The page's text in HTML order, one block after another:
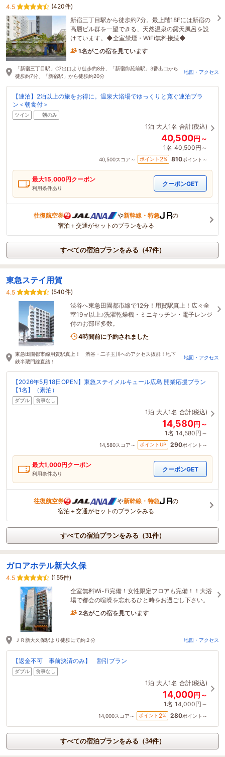
4.5
(420件)
新宿三丁目駅から徒歩約7分。最上階18Fには新宿の
高層ビル群を一望できる、天然温泉の露天風呂を設
けています。◆全室禁煙・WiFi無料接続◆
1名がこの宿を見ています
「新宿三丁目駅」C7出口より徒歩約8分、「新宿御苑前駅」3番出口から
徒歩約7分、「新宿駅」から徒歩約20分
地図・アクセス
【連泊】2泊以上の旅をお得に。温泉大浴場でゆっくりと寛ぐ連泊プラ
ン＜朝食付＞
ツイン 朝のみ
1泊 大人1名 合計(税込)
40,500円～
1名 40,500円～
40,500スコア～ ポイント 2% 810ポイント～
最大15,000円クーポン
利用条件あり
クーポンGET
往復航空券 や新幹線・特急
の
宿泊＋交通がセットのプランをみる
すべての宿泊プランをみる（47件）
東急ステイ用賀
4.5
(540件)
渋谷へ東急田園都市線で12分！用賀駅真上！広々全
室19㎡以上♪洗濯乾燥機・ミニキッチン・電子レンジ
付のお部屋多数。
4時間前に予約されました
東急田園都市線用賀駅真上！ 渋谷・二子玉川へのアクセス抜群！地下
鉄半蔵門線直結！
地図・アクセス
【2026年5月18日OPEN】東急ステイメルキュール広島 開業応援プラン
【1名】（素泊）
ダブル 食事なし
1泊 大人1名 合計(税込)
14,580円～
1名 14,580円～
14,580スコア～ ポイントUP 290ポイント～
最大1,000円クーポン
利用条件あり
クーポンGET
往復航空券 や新幹線・特急
の
宿泊＋交通がセットのプランをみる
すべての宿泊プランをみる（31件）
ガロアホテル新大久保
4.5
(155件)
全室無料Wi-Fi完備！女性限定フロアも完備！！大浴
場で都会の喧噪を忘れるひと時をお過ごし下さい。
2名がこの宿を見ています
ＪＲ新大久保駅より徒歩にて約２分 地図・アクセス
【返金不可 事前決済のみ】 割引プラン
ダブル 食事なし
1泊 大人1名 合計(税込)
14,000円～
1名 14,000円～
14,000スコア～ ポイント 2% 280ポイント～
すべての宿泊プランをみる（34件）